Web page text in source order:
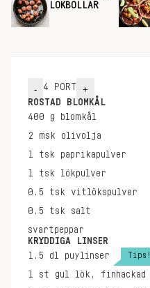
LÖKBOLLAR
- 4 PORT +
ROSTAD BLOMKÅL
400 g
blomkål
2 msk
olivolja
1 tsk
paprikapulver
1 tsk
lökpulver
0.5 tsk
vitlökspulver
0.5 tsk
salt
svartpeppar
KRYDDIGA LINSER
1.5 dl puylinser Tips!
1 st
gul lök, finhackad